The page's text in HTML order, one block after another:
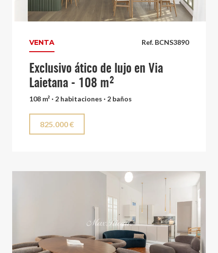
Ref. BCNS3890
VENTA
Exclusivo ático de lujo en Via
Laietana - 108 m²
108 m² · 2 habitaciones · 2 baños
825.000 €